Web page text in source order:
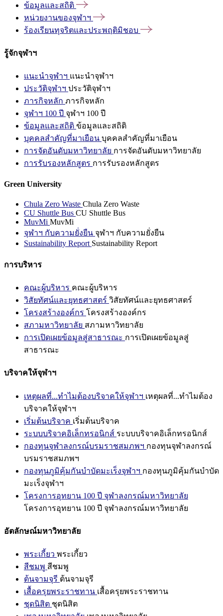
ข้อมูลและสถิติ
หน่วยงานของจุฬาฯ
ร้องเรียนทุจริตและประพฤติมิชอบ
รู้จักจุฬาฯ
แนะนำจุฬาฯ แนะนำจุฬาฯ
ประวัติจุฬาฯ ประวัติจุฬาฯ
ภารกิจหลัก ภารกิจหลัก
จุฬาฯ 100 ปี จุฬาฯ 100 ปี
ข้อมูลและสถิติ ข้อมูลและสถิติ
บุคคลสำคัญที่มาเยือน บุคคลสำคัญที่มาเยือน
การจัดอันดับมหาวิทยาลัย การจัดอันดับมหาวิทยาลัย
การรับรองหลักสูตร การรับรองหลักสูตร
Green University
Chula Zero Waste Chula Zero Waste
CU Shuttle Bus CU Shuttle Bus
MuvMi MuvMi
จุฬาฯ กับความยั่งยืน จุฬาฯ กับความยั่งยืน
Sustainability Report Sustainability Report
การบริหาร
คณะผู้บริหาร คณะผู้บริหาร
วิสัยทัศน์และยุทธศาสตร์ วิสัยทัศน์และยุทธศาสตร์
โครงสร้างองค์กร โครงสร้างองค์กร
สภามหาวิทยาลัย สภามหาวิทยาลัย
การเปิดเผยข้อมูลสู่สาธารณะ การเปิดเผยข้อมูลสู่
สาธารณะ
บริจาคให้จุฬาฯ
เหตุผลที่...ทำไมต้องบริจาคให้จุฬาฯ เหตุผลที่...ทำไมต้อง
บริจาคให้จุฬาฯ
เริ่มต้นบริจาค เริ่มต้นบริจาค
ระบบบริจาคอิเล็กทรอนิกส์ ระบบบริจาคอิเล็กทรอนิกส์
กองทุนจุฬาลงกรณ์บรมราชสมภพฯ กองทุนจุฬาลงกรณ์
บรมราชสมภพฯ
กองทุนภูมิคุ้มกันบำบัดมะเร็งจุฬาฯ กองทุนภูมิคุ้มกันบำบัด
มะเร็งจุฬาฯ
โครงการอุทยาน 100 ปี จุฬาลงกรณ์มหาวิทยาลัย
โครงการอุทยาน 100 ปี จุฬาลงกรณ์มหาวิทยาลัย
อัตลักษณ์มหาวิทยาลัย
พระเกี้ยว พระเกี้ยว
สีชมพู สีชมพู
ต้นจามจุรี ต้นจามจุรี
เสื้อครุยพระราชทาน เสื้อครุยพระราชทาน
ชุดนิสิต ชุดนิสิต